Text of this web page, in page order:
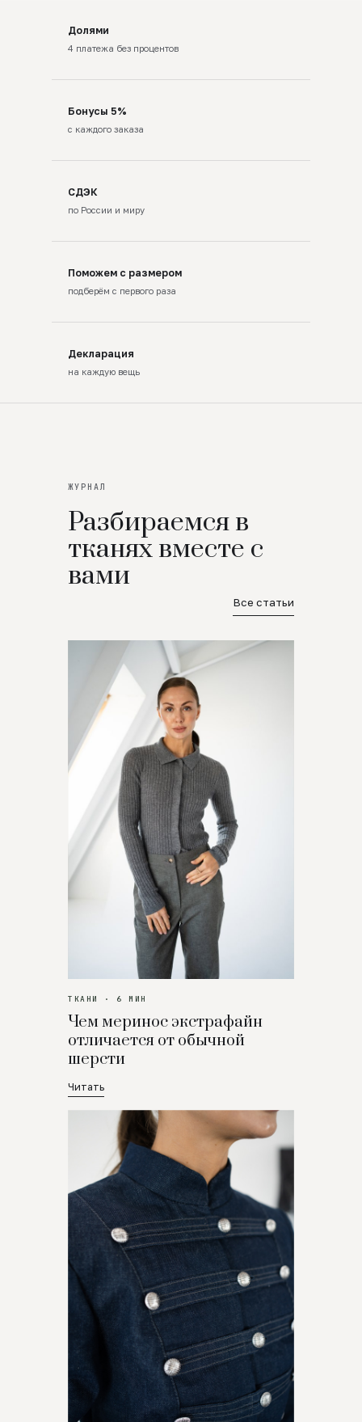
Долями
4 платежа без процентов
Бонусы 5%
с каждого заказа
СДЭК
по России и миру
Поможем с размером
подберём с первого раза
Декларация
на каждую вещь
ЖУРНАЛ
Разбираемся в
тканях вместе с
вами
Все статьи
ТКАНИ · 6 МИН
Чем меринос экстрафайн
отличается от обычной
шерсти
Читать